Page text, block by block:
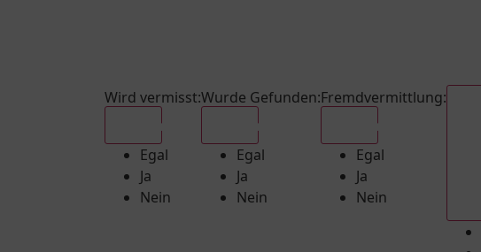
Wird vermisst:
Egal
Ja
Nein
Wurde Gefunden:
Egal
Ja
Nein
Fremdvermittlung:
Egal
Ja
Nein